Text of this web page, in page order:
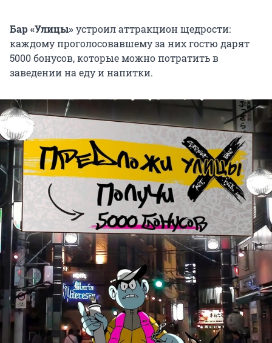
Бар «Улицы»устроил аттракцион щедрости:
каждому проголосовавшему за них гостю дарят
5000 бонусов, которые можно потратить в
заведении на еду и напитки.